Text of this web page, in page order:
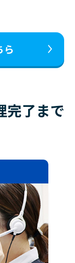
ら
完了まで